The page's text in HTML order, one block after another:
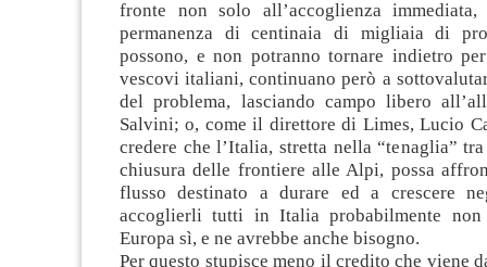
fronte non solo all’accoglienza
permanenza di centinaia di migliaia di
possono, e non potranno tornare indietro
vescovi italiani, continuano però a
del problema, lasciando campo libero
Salvini; o, come il direttore di Limes, Lucio
credere che l’Italia, stretta nella “tenaglia”
chiusura delle frontiere alle Alpi, possa
flusso destinato a durare ed a crescere
accoglierli tutti in Italia probabilmente
Europa sì, e ne avrebbe anche bisogno.
Per questo stupisce meno il credito che viene